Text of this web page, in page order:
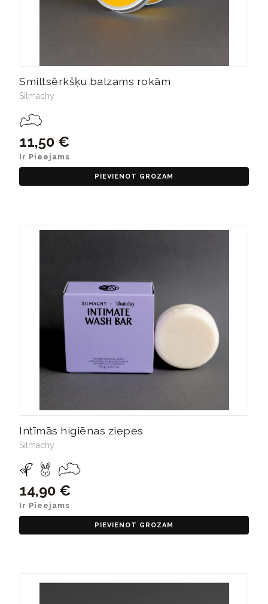
Smiltsērkšķu balzams rokām
Silmachy
11,50 €
Ir Pieejams
PIEVIENOT GROZAM
Intīmās higiēnas ziepes
Silmachy
14,90 €
Ir Pieejams
PIEVIENOT GROZAM